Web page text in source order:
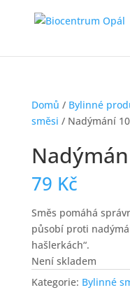
Domů / Bylinné
směsi / Nadýmání
79 Kč
Směs pomáhá
působí proti
hašlerkách“.
Není skladem
Kategorie: Bylinné